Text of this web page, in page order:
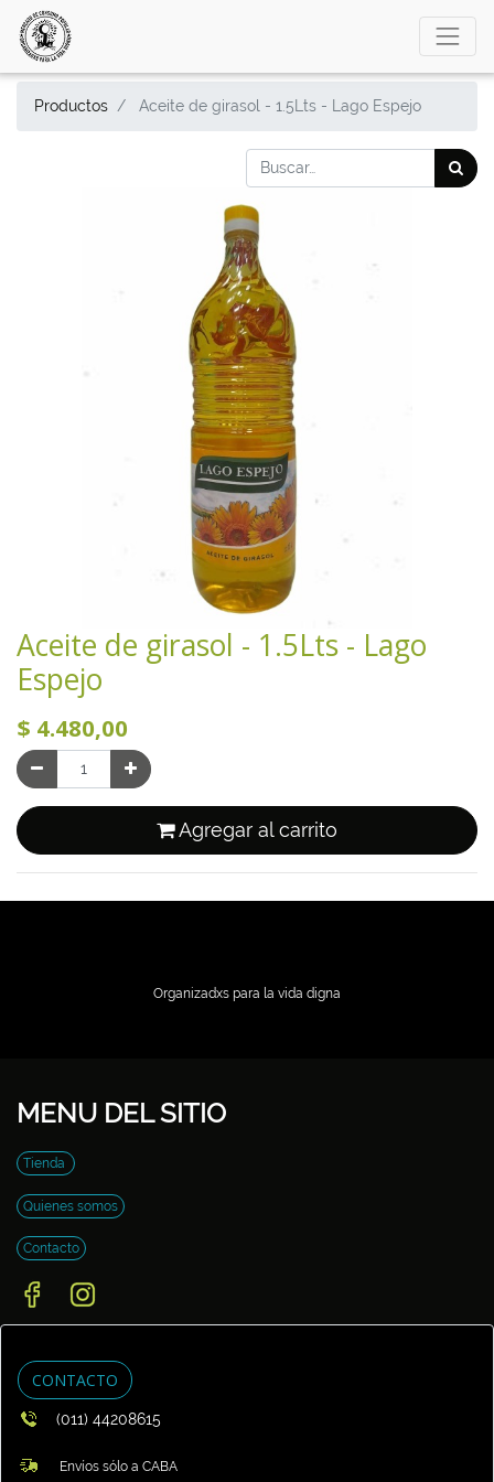
Productos Aceite de girasol - 1.5Lts - Lago Espejo
Aceite de girasol - 1.5Lts - Lago
Espejo
$ 4.480,00
Agregar al carrito
Organizadxs para la vida digna
MENU DEL SITIO
Tienda
Quienes somos
Contacto
CONTACTO
(011) 44208615
Envíos sólo a CABA